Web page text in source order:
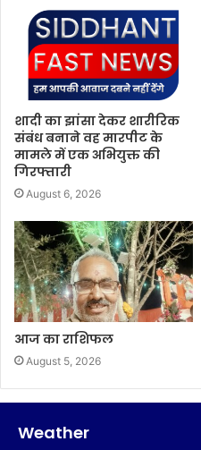
शादी का झांसा देकर शारीरिक
संबंध बनाने वह मारपीट के
मामले में एक अभियुक्त की
गिरफ्तारी
August 6, 2026
आज का राशिफल
August 5, 2026
Weather